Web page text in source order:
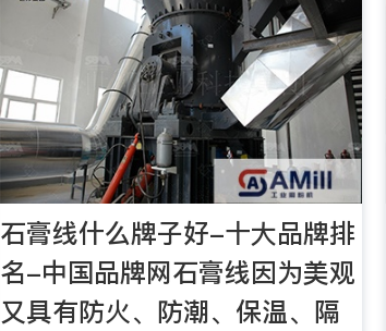
石膏线什么牌子好-十大品牌排
名-中国品牌网石膏线因为美观
又具有防火、防潮、保温、隔